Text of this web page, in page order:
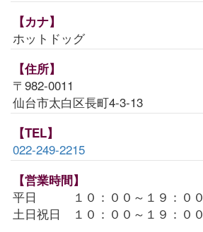
【カナ】
ホットドッグ
【住所】
〒982-0011
仙台市太白区長町4-3-13
【TEL】
022-249-2215
【営業時間】
平日 １０：００～１９：００
土日祝日 １０：００～１９：００